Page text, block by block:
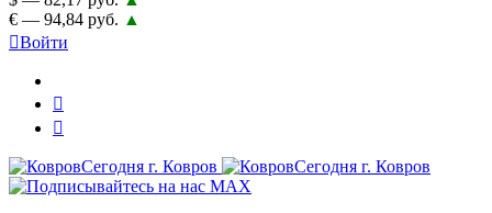
€ — 94,84 руб. ▲
Войти